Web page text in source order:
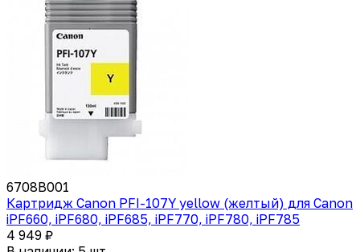
6708B001
Картридж Canon PFI-107Y yellow (желтый) для Canon
iPF660, iPF680, iPF685, iPF770, iPF780, iPF785
4 949 ₽